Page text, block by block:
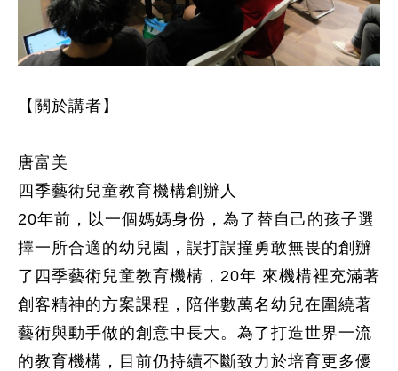
【關於講者】
唐富美
四季藝術兒童教育機構創辦人
20年前，以一個媽媽身份，為了替自己的孩子選
擇一所合適的幼兒園，誤打誤撞勇敢無畏的創辦
了四季藝術兒童教育機構，20年 來機構裡充滿著
創客精神的方案課程，陪伴數萬名幼兒在圍繞著
藝術與動手做的創意中長大。為了打造世界一流
的教育機構，目前仍持續不斷致力於培育更多優